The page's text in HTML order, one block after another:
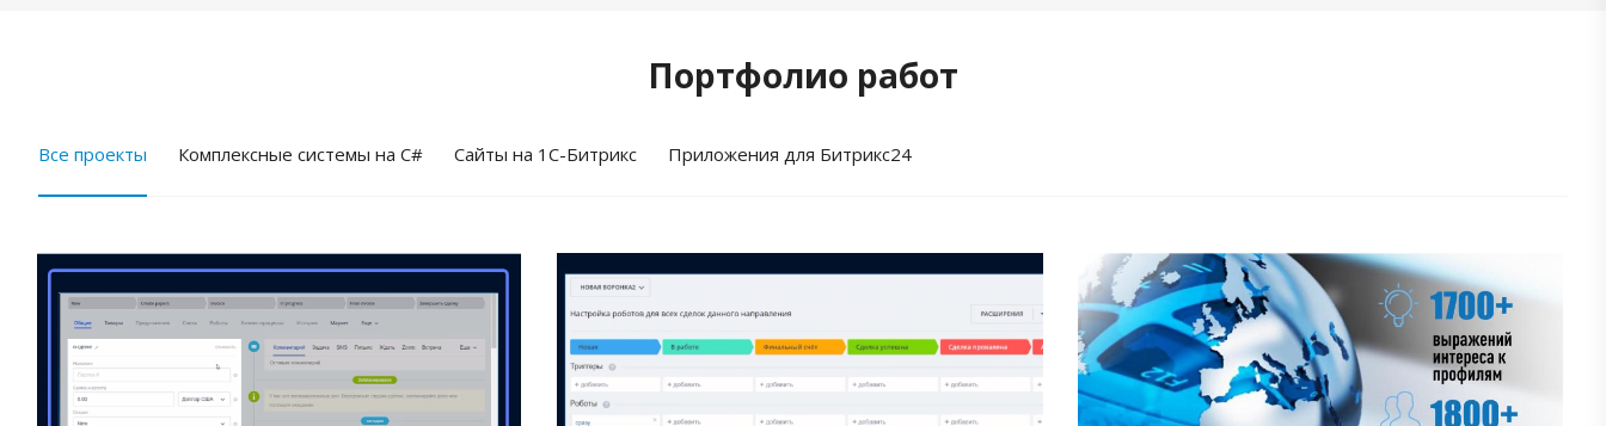
Портфолио работ
Все проекты Комплексные системы на C# Cайты на 1С-Битрикс Приложения для Битрикс24
Смотреть проект